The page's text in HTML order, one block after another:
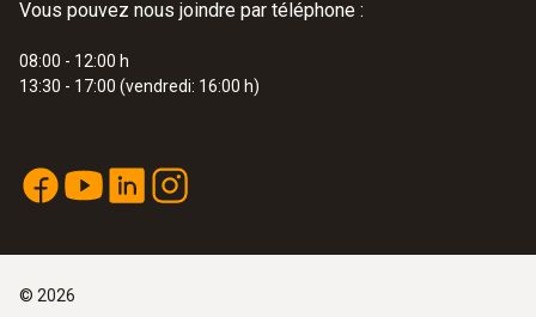
Vous pouvez nous joindre par téléphone :
08:00 - 12:00 h
13:30 - 17:00 (vendredi: 16:00 h)
© 2026